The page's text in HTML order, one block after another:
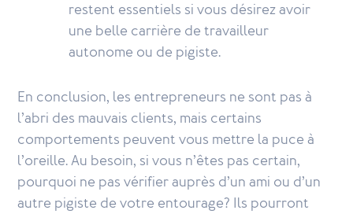
restent essentiels si vous désirez avoir
une belle carrière de travailleur
autonome ou de pigiste.
En conclusion, les entrepreneurs ne sont pas à
l’abri des mauvais clients, mais certains
comportements peuvent vous mettre la puce à
l’oreille. Au besoin, si vous n’êtes pas certain,
pourquoi ne pas vérifier auprès d’un ami ou d’un
autre pigiste de votre entourage? Ils pourront